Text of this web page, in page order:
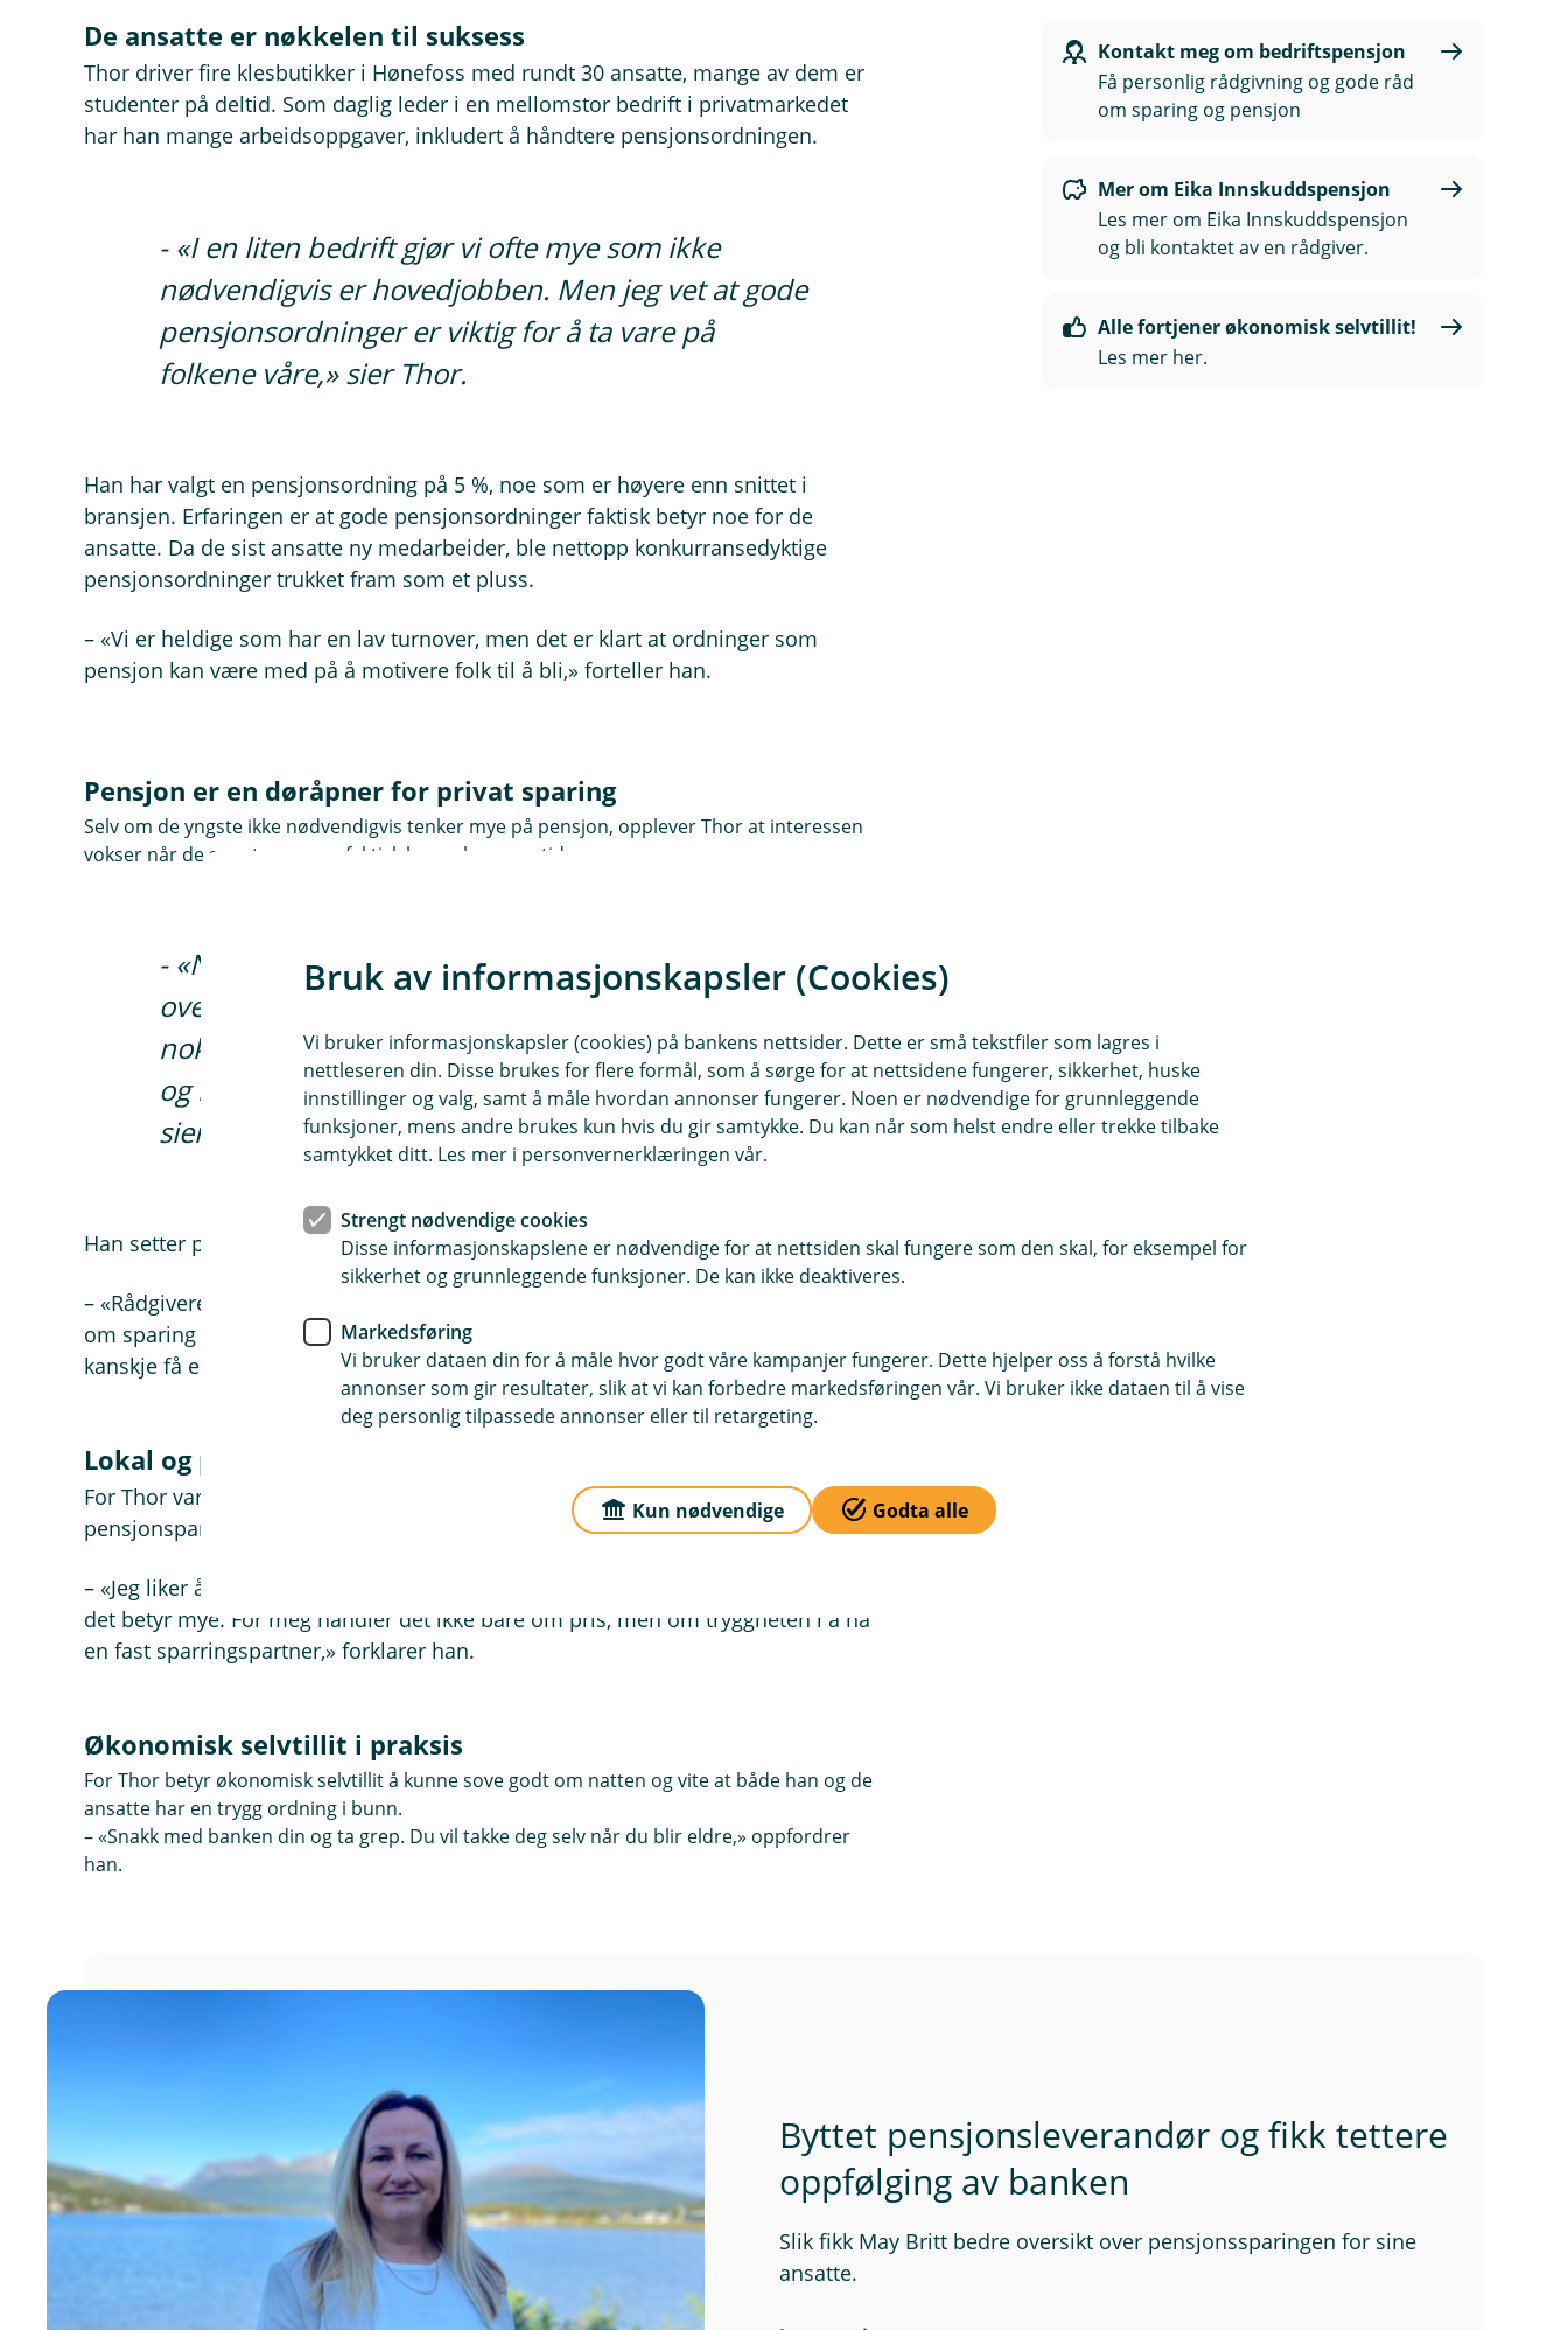
De ansatte er nøkkelen til suksess
Thor driver fire klesbutikker i Hønefoss med rundt 30 ansatte, mange av dem er
studenter på deltid. Som daglig leder i en mellomstor bedrift i privatmarkedet
har han mange arbeidsoppgaver, inkludert å håndtere pensjonsordningen.
- «I en liten bedrift gjør vi ofte mye som ikke
nødvendigvis er hovedjobben. Men jeg vet at gode
pensjonsordninger er viktig for å ta vare på
folkene våre,» sier Thor.
Han har valgt en pensjonsordning på 5 %, noe som er høyere enn snittet i
bransjen. Erfaringen er at gode pensjonsordninger faktisk betyr noe for de
ansatte. Da de sist ansatte ny medarbeider, ble nettopp konkurransedyktige
pensjonsordninger trukket fram som et pluss.
– «Vi er heldige som har en lav turnover, men det er klart at ordninger som
pensjon kan være med på å motivere folk til å bli,» forteller han.
Pensjon er en døråpner for privat sparing
Selv om de yngste ikke nødvendigvis tenker mye på pensjon, opplever Thor at interessen
vokser når de ser at pengene faktisk kan vokse over tid.
- «Når de får e-post et par ganger i året med
oversikt over utviklingen på pensjonen sin, blir
nok mange positivt overrasket. Det gir motivasjon,
og kan også trigge lysten til å spare mer privat,»
sier han.
Han setter pris på at banken tilbyr rådgivning som også kan inkludere de ansatte.
– «Rådgiveren vår i banken har tilbudt seg å komme på frokostmøte for å snakke
om sparing og pensjon. Det gir de unge en mulighet til å stille spørsmål og
kanskje få en liten dytt i riktig retning.»
Lokal og personlig
For Thor var det naturlig å velge Eika Innskuddspensjon. Han ønsket en
pensjonspartner som er nær, tilgjengelig og som kjenner lokalsamfunnet.
– «Jeg liker å kunne ringe og faktisk få svar. Man vet hvem man snakker med, og
det betyr mye. For meg handler det ikke bare om pris, men om tryggheten i å ha
en fast sparringspartner,» forklarer han.
Økonomisk selvtillit i praksis
For Thor betyr økonomisk selvtillit å kunne sove godt om natten og vite at både han og de
ansatte har en trygg ordning i bunn.
– «Snakk med banken din og ta grep. Du vil takke deg selv når du blir eldre,» oppfordrer
han.
Kontakt meg om bedriftspensjon
Få personlig rådgivning og gode råd
om sparing og pensjon
Mer om Eika Innskuddspensjon
Les mer om Eika Innskuddspensjon
og bli kontaktet av en rådgiver.
Alle fortjener økonomisk selvtillit!
Les mer her.
Byttet pensjonsleverandør og fikk tettere
oppfølging av banken
Slik fikk May Britt bedre oversikt over pensjonssparingen for sine
ansatte.
Bruk av informasjonskapsler (Cookies)
Vi bruker informasjonskapsler (cookies) på bankens nettsider. Dette er små tekstfiler som lagres i
nettleseren din. Disse brukes for flere formål, som å sørge for at nettsidene fungerer, sikkerhet, huske
innstillinger og valg, samt å måle hvordan annonser fungerer. Noen er nødvendige for grunnleggende
funksjoner, mens andre brukes kun hvis du gir samtykke. Du kan når som helst endre eller trekke tilbake
samtykket ditt. Les mer i personvernerklæringen vår.
Strengt nødvendige cookies
Disse informasjonskapslene er nødvendige for at nettsiden skal fungere som den skal, for eksempel for
sikkerhet og grunnleggende funksjoner. De kan ikke deaktiveres.
Markedsføring
Vi bruker dataen din for å måle hvor godt våre kampanjer fungerer. Dette hjelper oss å forstå hvilke
annonser som gir resultater, slik at vi kan forbedre markedsføringen vår. Vi bruker ikke dataen til å vise
deg personlig tilpassede annonser eller til retargeting.
Kun nødvendige Godta alle